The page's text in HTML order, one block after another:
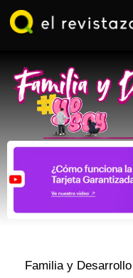
Familia y Desarrollo